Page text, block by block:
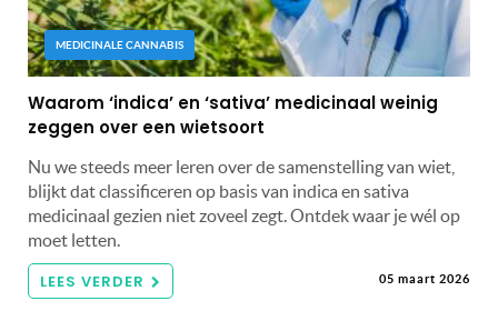
MEDICINALE CANNABIS
Waarom ‘indica’ en ‘sativa’ medicinaal weinig
zeggen over een wietsoort
Nu we steeds meer leren over de samenstelling van wiet,
blijkt dat classificeren op basis van indica en sativa
medicinaal gezien niet zoveel zegt. Ontdek waar je wél op
moet letten.
LEES VERDER 05 maart 2026